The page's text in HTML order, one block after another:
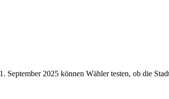
2025 können Wähler testen, ob die